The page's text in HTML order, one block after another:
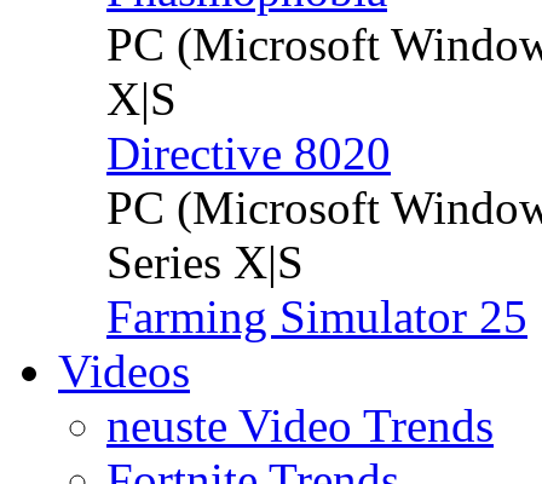
PC (Microsoft
X|S
Directive 8020
PC (Microsoft
Series X|S
Farming Simulator 25
Videos
neuste Video Trends